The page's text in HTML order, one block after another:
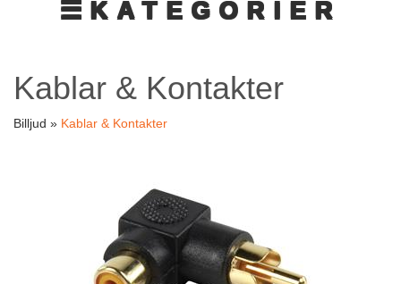
☰KATEGORIER
Kablar & Kontakter
Billjud » Kablar & Kontakter